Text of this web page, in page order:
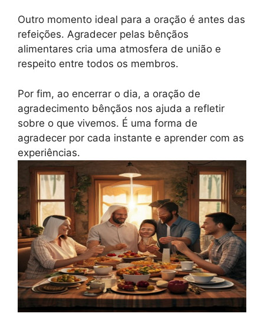
Outro momento ideal para a oração é antes das
refeições. Agradecer pelas bênçãos
alimentares cria uma atmosfera de união e
respeito entre todos os membros.
Por fim, ao encerrar o dia, a oração de
agradecimento bênçãos nos ajuda a refletir
sobre o que vivemos. É uma forma de
agradecer por cada instante e aprender com as
experiências.